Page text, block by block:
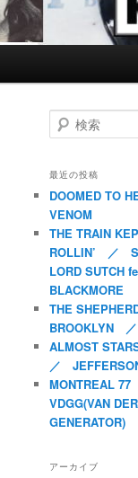
検索
最近の投稿
DOOMED TO
VENOM
THE TRAIN
ROLLIN’ ／
LORD SUTCH
BLACKMORE
THE
BROOKLYN
ALMOST
／
MONTREAL
VDGG(VAN
GENERATOR)
アーカイブ